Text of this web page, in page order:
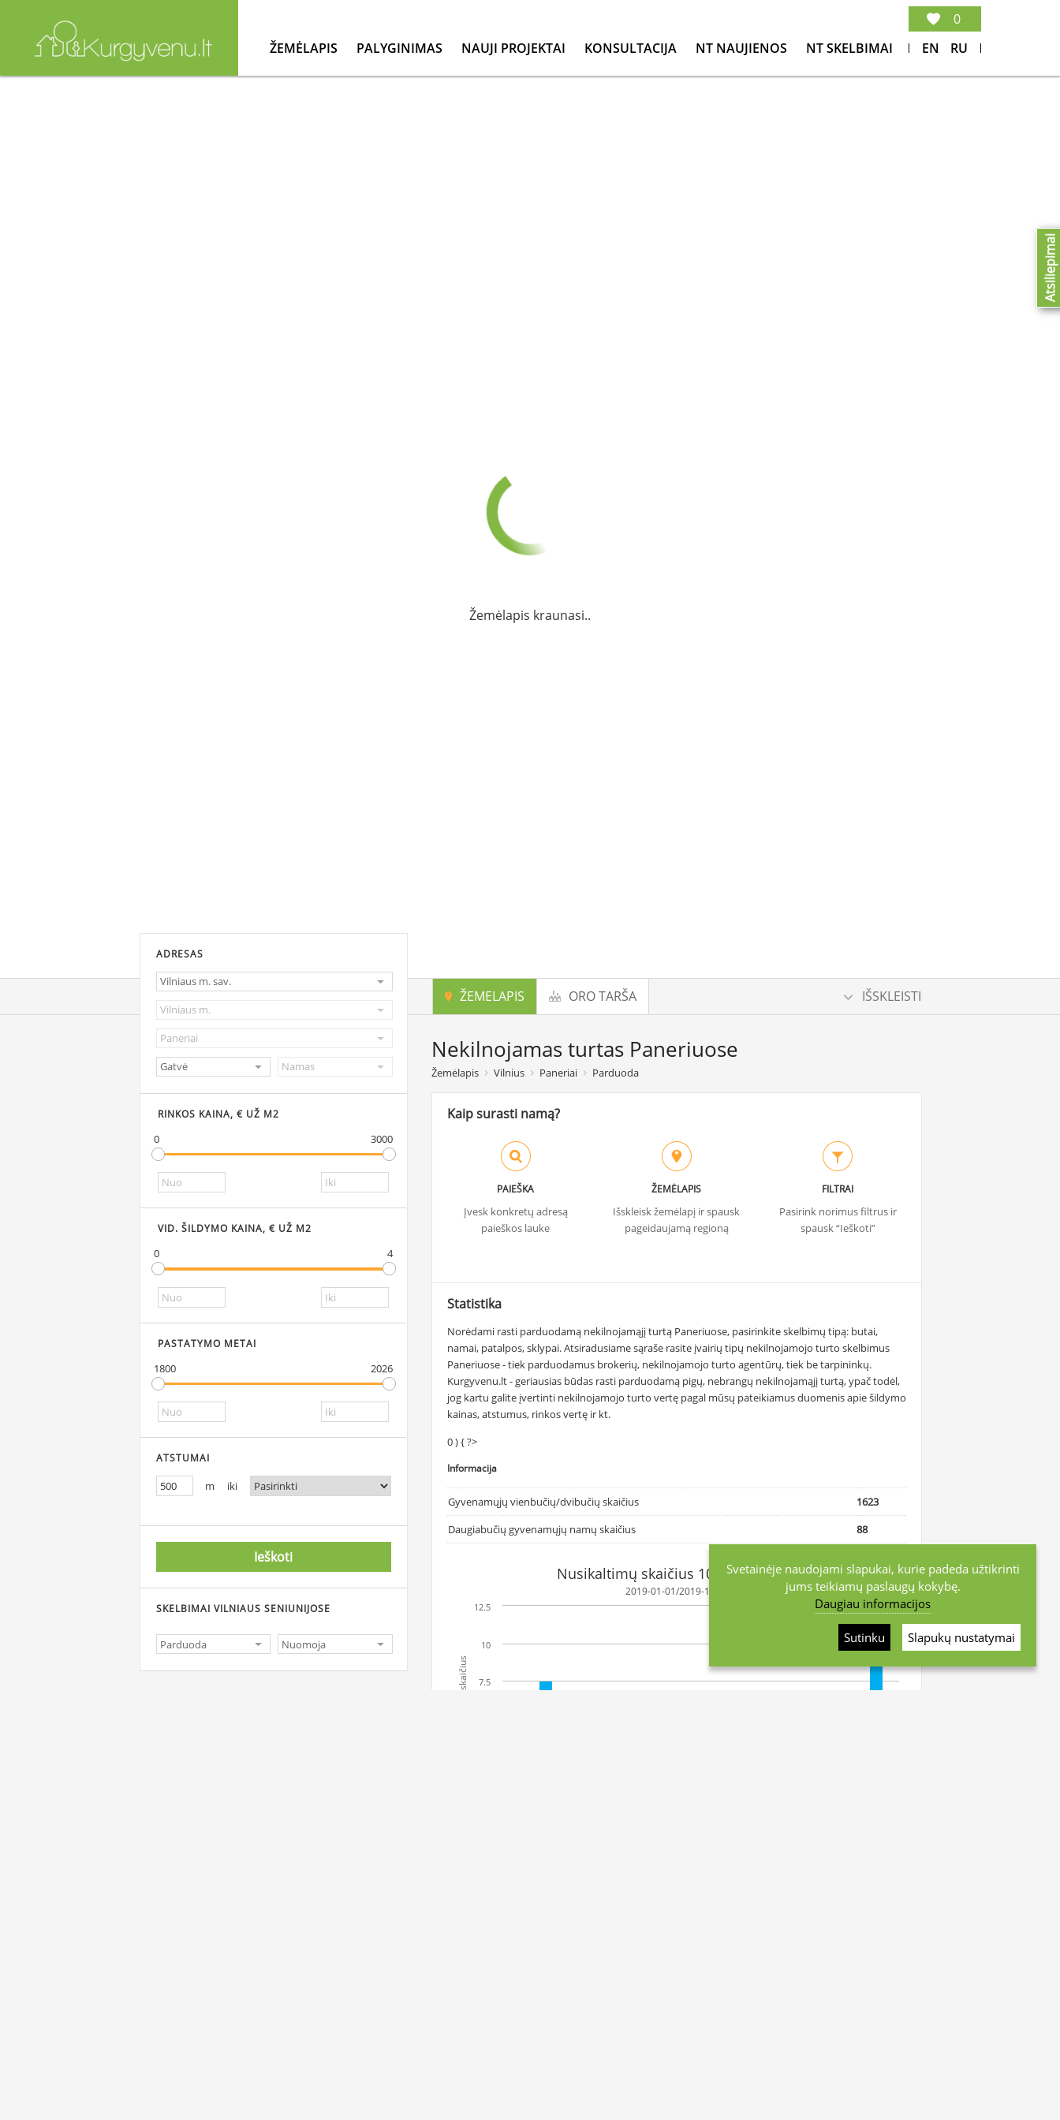
ŽEMĖLAPIS PALYGINIMAS NAUJI PROJEKTAI KONSULTACIJA NT NAUJIENOS NT SKELBIMAI EN RU
0
Žemėlapis kraunasi..
ŽEMELAPIS ORO TARŠA IŠSKLEISTI
Nekilnojamas turtas Paneriuose
Žemėlapis Vilnius Paneriai Parduoda
Kaip surasti namą?
PAIEŠKA
Įvesk konkretų adresą
paieškos lauke
ŽEMĖLAPIS
Išskleisk žemėlapį ir spausk
pageidaujamą regioną
FILTRAI
Pasirink norimus filtrus ir
spausk “Ieškoti”
Statistika
Norėdami rasti parduodamą nekilnojamąjį turtą Paneriuose, pasirinkite skelbimų tipą: butai,
namai, patalpos, sklypai. Atsiradusiame sąraše rasite įvairių tipų nekilnojamojo turto skelbimus
Paneriuose - tiek parduodamus brokerių, nekilnojamojo turto agentūrų, tiek be tarpininkų.
Kurgyvenu.lt - geriausias būdas rasti parduodamą pigų, nebrangų nekilnojamąjį turtą, ypač todėl,
jog kartu galite įvertinti nekilnojamojo turto vertę pagal mūsų pateikiamus duomenis apie šildymo
kainas, atstumus, rinkos vertę ir kt.
0 ) { ?>
Informacija
Gyvenamųjų vienbučių/dvibučių skaičius
1623
Daugiabučių gyvenamųjų namų skaičius
88
Nusikaltimų skaičius
Nusikaltimų skaičius 1000 gyventojų
2019-01-01/2019-12-31
7.5
10
12.5
ADRESAS
RINKOS KAINA, € UŽ M2
0 3000
VID. ŠILDYMO KAINA, € UŽ M2
0 4
PASTATYMO METAI
1800 2026
ATSTUMAI
m iki
Ieškoti
SKELBIMAI VILNIAUS SENIUNIJOSE
Atsiliepimai
Svetainėje naudojami slapukai, kurie padeda užtikrinti
jums teikiamų paslaugų kokybę.
Daugiau informacijos
Sutinku Slapukų nustatymai